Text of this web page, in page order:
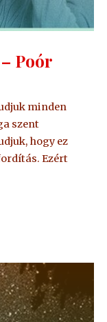
Poór
minden
szent
hogy ez
Ezért